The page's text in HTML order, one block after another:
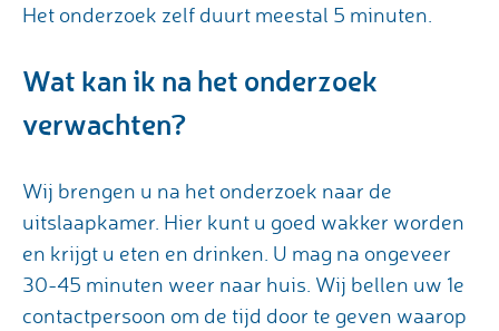
Het onderzoek zelf duurt meestal 5 minuten.
Wat kan ik na het onderzoek
verwachten?
Wij brengen u na het onderzoek naar de
uitslaapkamer. Hier kunt u goed wakker worden
en krijgt u eten en drinken. U mag na ongeveer
30-45 minuten weer naar huis. Wij bellen uw 1e
contactpersoon om de tijd door te geven waarop